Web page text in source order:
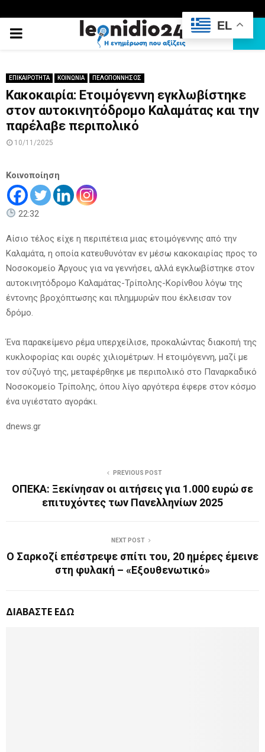
PRIMARY
ΕΠΙΚΑΙΡΟΤΗΤΑ ΚΟΙΝΩΝΙΑ ΠΕΛΟΠΟΝΝΗΣΟΣ
Κακοκαιρία: Ετοιμόγεννη εγκλωβίστηκε
στον αυτοκινητόδρομο Καλαμάτας και την
παρέλαβε περιπολικό
10/11/2025
Κοινοποίηση
22:32
Αίσιο τέλος είχε η περιπέτεια μιας ετοιμόγεννης από την
Καλαμάτα, η οποία κατευθυνόταν εν μέσω κακοκαιρίας προς το
Νοσοκομείο Άργους για να γεννήσει, αλλά εγκλωβίστηκε στον
αυτοκινητόδρομο Καλαμάτας-Τρίπολης-Κορίνθου λόγω της
έντονης βροχόπτωσης και πλημμυρών που έκλεισαν τον
δρόμο.
Ένα παρακείμενο ρέμα υπερχείλισε, προκαλώντας διακοπή της
κυκλοφορίας και ουρές χιλιομέτρων. Η ετοιμόγεννη, μαζί με
τον σύζυγό της, μεταφέρθηκε με περιπολικό στο Παναρκαδικό
Νοσοκομείο Τρίπολης, όπου λίγο αργότερα έφερε στον κόσμο
ένα υγιέστατο αγοράκι.
dnews.gr
PREVIOUS POST
ΟΠΕΚΑ: Ξεκίνησαν οι αιτήσεις για 1.000 ευρώ σε
επιτυχόντες των Πανελληνίων 2025
NEXT POST
Ο Σαρκοζί επέστρεψε σπίτι του, 20 ημέρες έμεινε
στη φυλακή – «Εξουθενωτικό»
ΔΙΑΒΑΣΤΕ ΕΔΩ
EL